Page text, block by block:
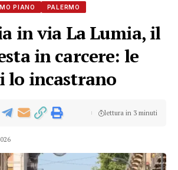
PIANO PALERMO
in via La Lumia, il
in carcere: le
lo incastrano
lettura in 3 minuti